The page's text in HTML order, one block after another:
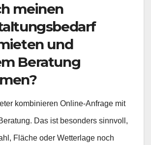
meinen
und
Beratung
kombinieren Online-Anfrage mit
Das ist besonders sinnvoll,
Fläche oder Wetterlage noch